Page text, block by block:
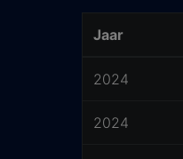
Jaar
2024
2024